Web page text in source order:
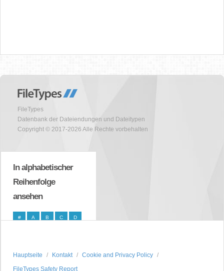
FileTypes
Datenbank der Dateiendungen und Dateitypen
Copyright © 2017-2026 Alle Rechte vorbehalten
In alphabetischer
Reihenfolge
ansehen
# A B C D
O P Q R S
Hauptseite Kontakt
Cookie and Privacy Policy
FileTypes Safety Report